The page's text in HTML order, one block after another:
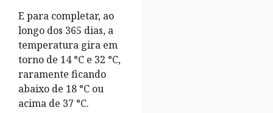
E para completar, ao
longo dos 365 dias, a
temperatura gira em
torno de 14 °C e 32 °C,
raramente ficando
abaixo de 18 °C ou
acima de 37 °C.